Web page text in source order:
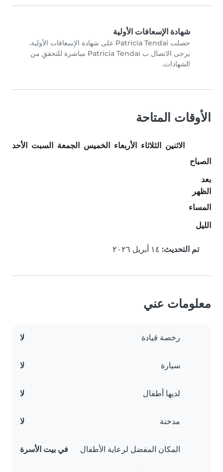
شهادة الإسعافات الأولية
حصلت Patricia Tendai على شهادة الإسعافات الأولية.
يرجى الاتصال ب Patricia Tendai مباشرة للتحققِ من
الشهادات.
الأوقات المتاحة
الاثنين الثلاثاء الأربعاء الخميس الجمعة السبت
الأحد
الصباح
بعد
الظهر
المساء
الليل
تم التحديث:
معلومات عني
رخصة قيادة لا
سيارة لا
لديها أطفال لا
مدخنة لا
المكان المفضل لرعاية الأطفال في بيت الأسرة